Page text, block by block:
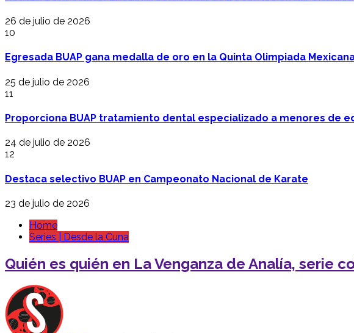
26 de julio de 2026
10
Egresada BUAP gana medalla de oro en la Quinta Olimpiada
25 de julio de 2026
11
Proporciona BUAP tratamiento dental especializado a menores de
24 de julio de 2026
12
Destaca selectivo BUAP en Campeonato Nacional de Karate
23 de julio de 2026
Home
Series | Desde la Cuna
Quién es quién en La Venganza de Analía, serie